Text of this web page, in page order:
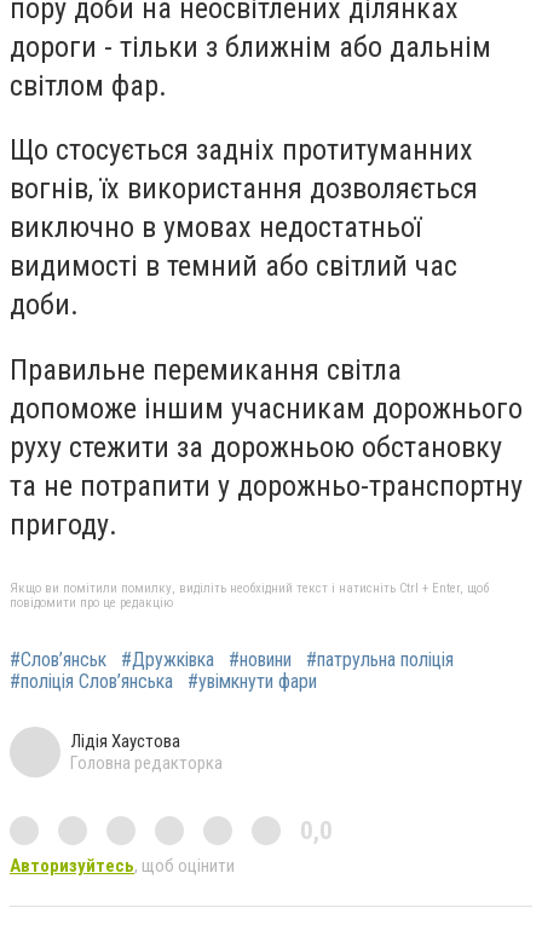
пору доби на неосвітлених ділянках
дороги - тільки з ближнім або дальнім
світлом фар.
Що стосується задніх протитуманних
вогнів, їх використання дозволяється
виключно в умовах недостатньої
видимості в темний або світлий час
доби.
Правильне перемикання світла
допоможе іншим учасникам дорожнього
руху стежити за дорожньою обстановку
та не потрапити у дорожньо-транспортну
пригоду.
Якщо ви помітили помилку, виділіть необхідний текст і натисніть Ctrl + Enter, щоб
повідомити про це редакцію
#Слов’янськ #Дружківка #новини
#патрульна поліція
#поліція Слов’янська
#увімкнути фари
Лідія Хаустова
Головна редакторка
0,0
Авторизуйтесь, щоб оцінити